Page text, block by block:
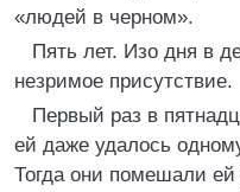
«людей в черном».
Пять лет. Изо дня в
незримое присутствие.
Первый раз в
ей даже удалось
Тогда они помешали ей